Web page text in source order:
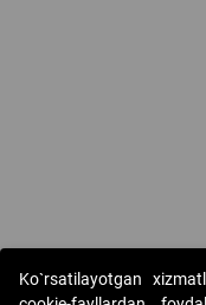
Ko`rsatilayotgan